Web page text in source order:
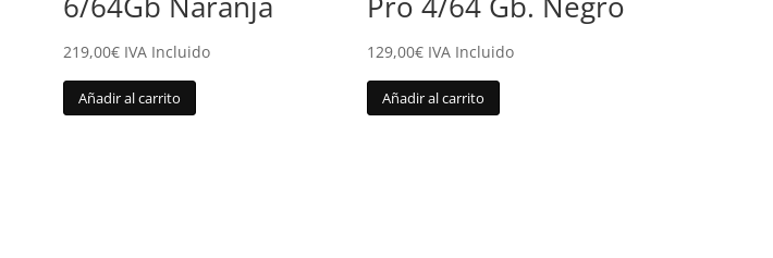
219,00€ IVA Incluido
Añadir al carrito
129,00€ IVA Incluido
Añadir al carrito